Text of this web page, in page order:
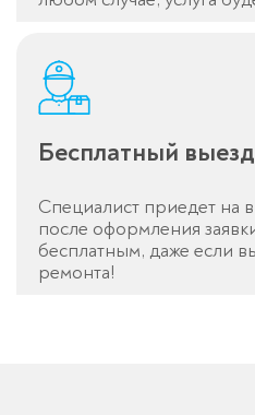
Бесплатный
Специалист приедет на
после оформления
бесплатным, даже если
ремонта!